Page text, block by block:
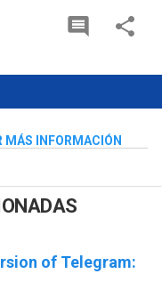
MÁS INFORMACIÓN
of Telegram: